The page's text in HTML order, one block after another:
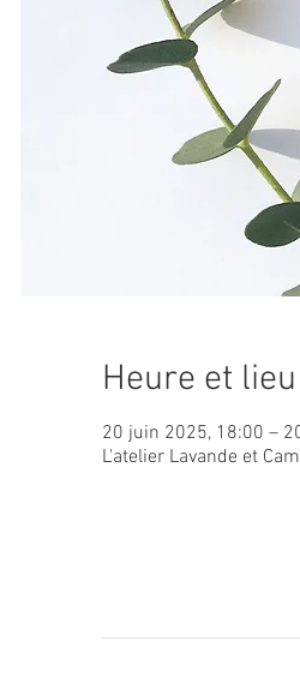
Heure et lieu
20 juin 2025, 18:00 –
L'atelier Lavande et